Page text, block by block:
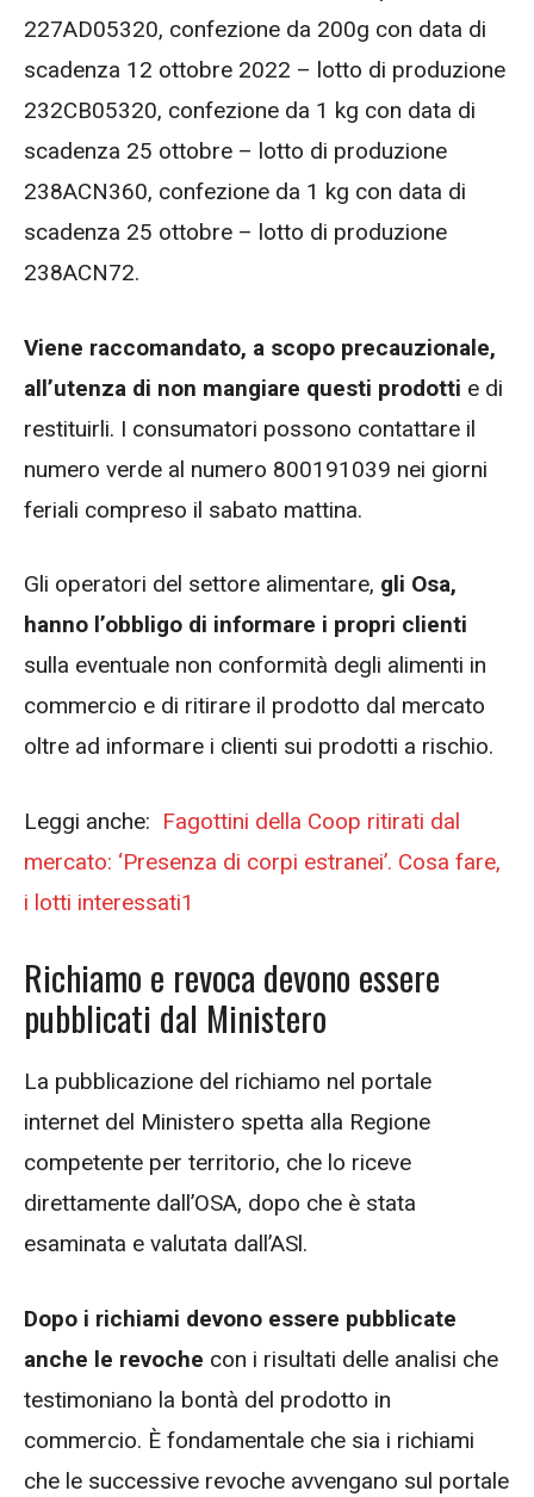
227AD05320, confezione da 200g con data di
scadenza 12 ottobre 2022 – lotto di produzione
232CB05320, confezione da 1 kg con data di
scadenza 25 ottobre – lotto di produzione
238ACN360, confezione da 1 kg con data di
scadenza 25 ottobre – lotto di produzione
238ACN72.
Viene raccomandato, a scopo precauzionale,
all’utenza di non mangiare questi prodotti e di
restituirli. I consumatori possono contattare il
numero verde al numero 800191039 nei giorni
feriali compreso il sabato mattina.
Gli operatori del settore alimentare, gli Osa,
hanno l’obbligo di informare i propri clienti
sulla eventuale non conformità degli alimenti in
commercio e di ritirare il prodotto dal mercato
oltre ad informare i clienti sui prodotti a rischio.
Leggi anche: Fagottini della Coop ritirati dal
mercato: ‘Presenza di corpi estranei’. Cosa fare,
i lotti interessati1
Richiamo e revoca devono essere
pubblicati dal Ministero
La pubblicazione del richiamo nel portale
internet del Ministero spetta alla Regione
competente per territorio, che lo riceve
direttamente dall’OSA, dopo che è stata
esaminata e valutata dall’ASl.
Dopo i richiami devono essere pubblicate
anche le revoche con i risultati delle analisi che
testimoniano la bontà del prodotto in
commercio. È fondamentale che sia i richiami
che le successive revoche avvengano sul portale